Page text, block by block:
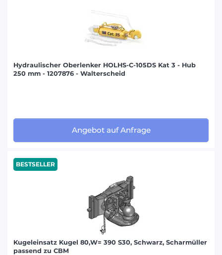
Hydraulischer Oberlenker HOLHS-C-105DS Kat 3 - Hub
250 mm - 1207876 - Walterscheid
Angebot auf Anfrage
BESTSELLER
Kugeleinsatz Kugel 80,W= 390 S30, Schwarz, Scharmüller
passend zu CBM